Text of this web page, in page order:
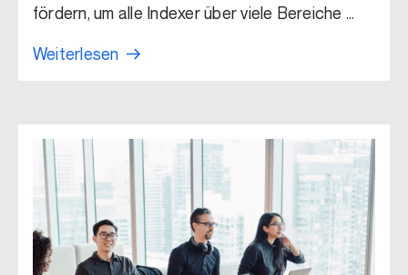
fördern, um alle Indexer über viele Bereiche …
Weiterlesen